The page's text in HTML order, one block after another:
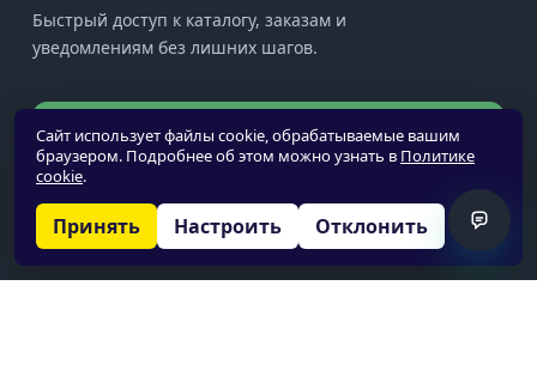
Сайт использует файлы cookie, обрабатываемые вашим
браузером. Подробнее об этом можно узнать в Политике
cookie.
Принять Настроить Отклонить
Быстрый доступ к каталогу, заказам и
уведомлениям без лишних шагов.
Установить приложение